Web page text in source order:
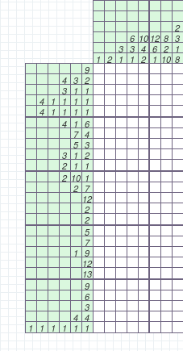
2
6 10 12 8 3
3 3 4 6 2 1
1 2 1 1 2 1 10 8
9
4 3 2
3
1
1
4
1 1 1
1
4
1 1 1
1
4
1 6
7 4
5 3
3
1 2
2
1
1
2 10 1
2 7
12
2
2
5
7
1 9
12
13
9
6
3
4 4
1
1 1 1 1 1